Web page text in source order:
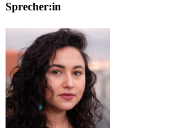
Sprecher:in